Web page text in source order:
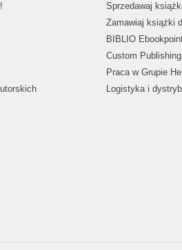
Sprzedawaj
Zamawiaj książki
BIBLIO
Custom
Praca w Grupie
Logistyka i